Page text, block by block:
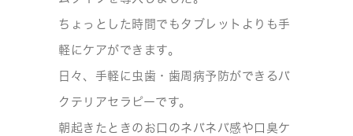
ちょっとした時間でもタブレットよりも手
軽にケアができます。
日々、手軽に虫歯・歯周病予防ができるバ
クテリアセラピーです。
朝起きたときのお口のネバネバ感や口臭ケ